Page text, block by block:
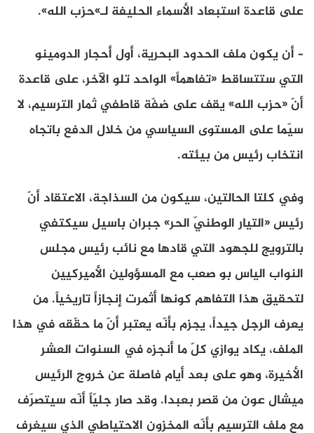
على قاعدة استبعاد الأسماء الحليفة لـ»حزب الله».
– أن يكون ملف الحدود البحرية، أول أحجار الدومينو
التي ستتساقط «تفاهماً» الواحد تلو الآخر، على قاعدة
أنّ «حزب الله» يقف على ضفّة قاطفي ثمار الترسيم، لا
سيّما على المستوى السياسي من خلال الدفع باتجاه
انتخاب رئيس من بيئته.
وفي كلتا الحالتين، سيكون من السذاجة، الاعتقاد أنّ
رئيس «التيار الوطنيّ الحر» جبران باسيل سيكتفي
بالترويج للجهود التي قادها مع نائب رئيس مجلس
النواب الياس بو صعب مع المسؤولين الأميركيين
لتحقيق هذا التفاهم كونها أثمرت إنجازاً تاريخياً. من
يعرف الرجل جيداً، يجزم بأنّه يعتبر أنّ ما حقّقه في هذا
الملف، يكاد يوازي كلّ ما أنجزه في السنوات العشر
الأخيرة، وهو على بعد أيام فاصلة عن خروج الرئيس
ميشال عون من قصر بعبدا. وقد صار جليّاً أنّه سيتصرّف
مع ملف الترسيم بأنّه المخزون الاحتياطي الذي سيغرف